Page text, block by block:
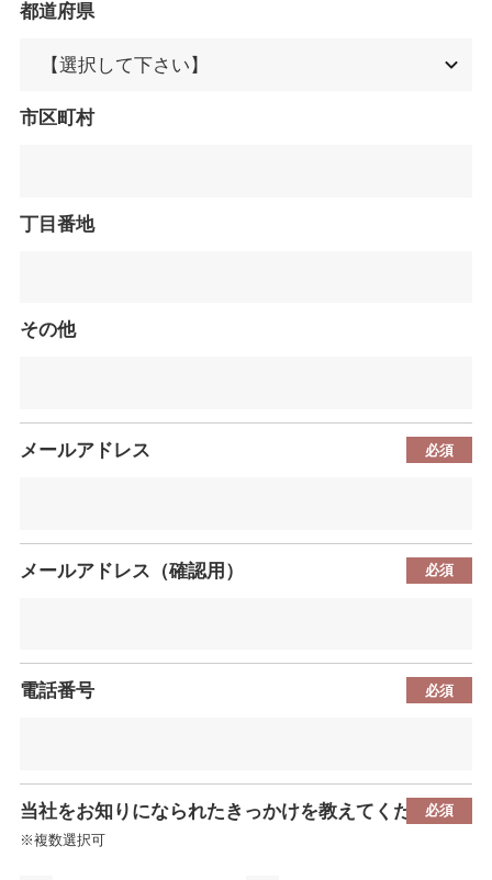
都道府県
市区町村
丁目番地
その他
メールアドレス
メールアドレス（確認用）
電話番号
当社をお知りになられたきっかけを教えてください
※複数選択可